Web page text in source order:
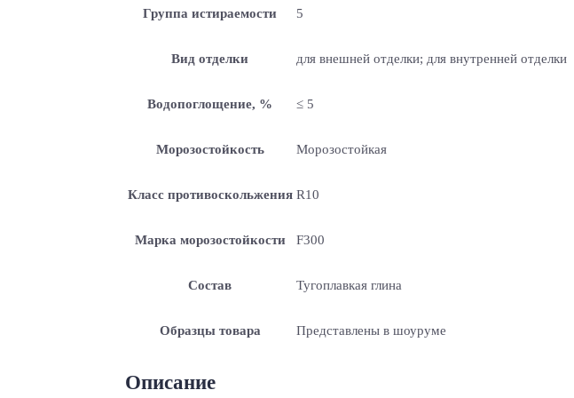
Группа истираемости 5
Вид отделки для внешней отделки; для внутренней отделки
Водопоглощение, % ≤ 5
Морозостойкость Морозостойкая
Класс противоскольжения R10
Марка морозостойкости F300
Состав Тугоплавкая глина
Образцы товара Представлены в шоуруме
Описание